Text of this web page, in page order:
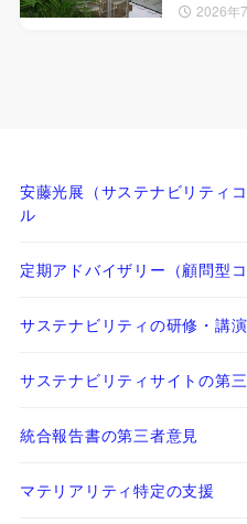
2026年
安藤光展（サステナビリティ
ル
定期アドバイザリー（顧問型
サステナビリティの研修・講演
サステナビリティサイトの第
統合報告書の第三者意見
マテリアリティ特定の支援